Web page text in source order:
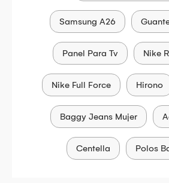
Samsung A26
Panel Para Tv Nike
Nike Full Force Hirono
Baggy Jeans Mujer
Centella Polos